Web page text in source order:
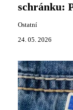
schránku:
Ostatní
24. 05. 2026